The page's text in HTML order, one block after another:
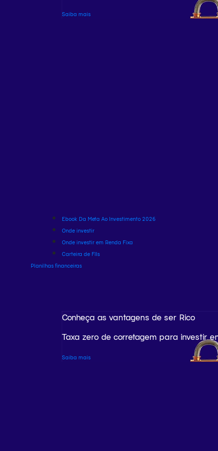
Saiba mais
Ebook Da Meta Ao Investimento 2026
Onde investir
Onde investir em Renda Fixa
Carteira de FIIs
Planilhas financeiras
Conheça as vantagens de ser Rico
Taxa zero de corretagem para investir
Saiba mais